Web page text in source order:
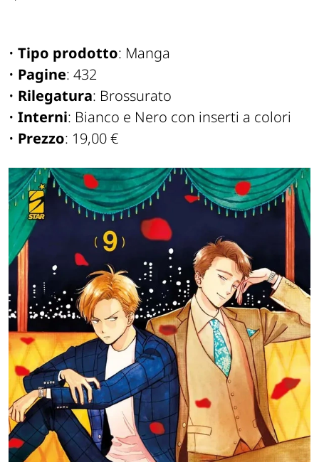
• Tipo prodotto: Manga
• Pagine: 432
• Rilegatura: Brossurato
• Interni: Bianco e Nero con inserti a colori
• Prezzo: 19,00 €